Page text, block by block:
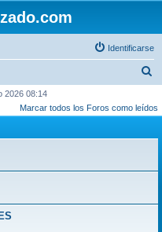
Identificarse
s
2026 08:14
Marcar todos los Foros como leídos